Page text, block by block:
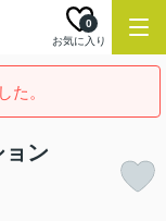
お気に入り
0
た。
ン